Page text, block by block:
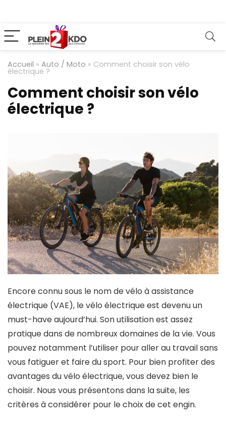
Accueil » Auto / Moto » Comment choisir son vélo
électrique ?
Comment choisir son vélo
électrique ?
Encore connu sous le nom de vélo à assistance
électrique (VAE), le vélo électrique est devenu un
must-have aujourd’hui. Son utilisation est assez
pratique dans de nombreux domaines de la vie. Vous
pouvez notamment l’utiliser pour aller au travail sans
vous fatiguer et faire du sport. Pour bien profiter des
avantages du vélo électrique, vous devez bien le
choisir. Nous vous présentons dans la suite, les
critères à considérer pour le choix de cet engin.